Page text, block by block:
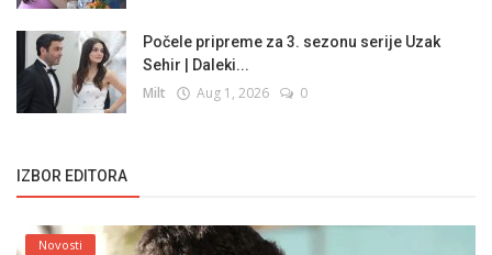
Počele pripreme za 3. sezonu serije Uzak
Sehir | Daleki...
Milt Aug 1, 2026 0
IZBOR EDITORA
Novosti